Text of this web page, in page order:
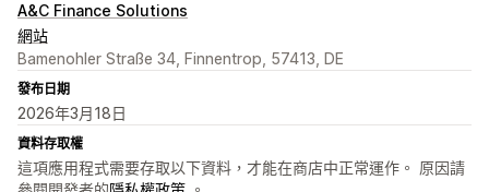
A&C Finance Solutions
網站
Bamenohler Straße 34, Finnentrop, 57413, DE
發布日期
2026年3月18日
資料存取權
這項應用程式需要存取以下資料，才能在商店中正常運作。 原因請